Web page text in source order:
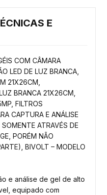
E
COM CÂMARA
LED DE LUZ BRANCA,
21X26CM,
BRANCA 21X26CM,
FILTROS
CAPTURA E ANÁLISE
ATRAVÉS DE
PORÉM NÃO
BIVOLT – MODELO
e análise de gel de alto
equipado com